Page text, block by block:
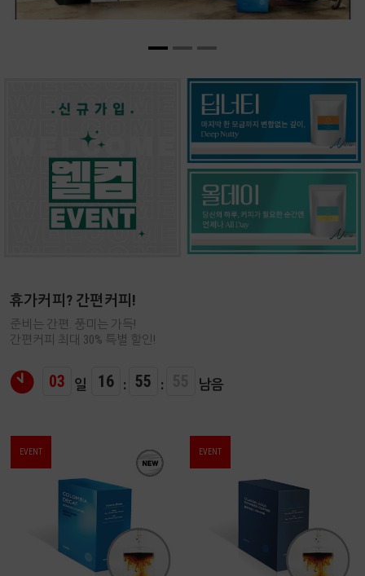
휴가커피? 간편커피!
준비는 간편. 풍미는 가득!
간편커피 최대 30% 특별 할인!
03 일 16 : 55 : 남음
EVENT EVENT